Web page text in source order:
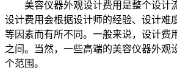
美容仪器外观设计费用是整个设计流
设计费用会根据设计师的经验、设计难
等因素而有所不同。一般来说，设计费
之间。当然，一些高端的美容仪器外观
个范围。